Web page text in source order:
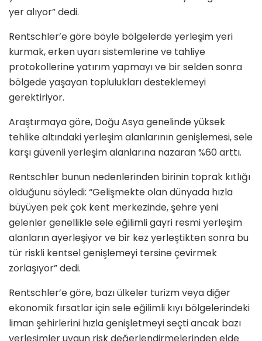
yer alıyor” dedi.
Rentschler’e göre böyle bölgelerde yerleşim yeri
kurmak, erken uyarı sistemlerine ve tahliye
protokollerine yatırım yapmayı ve bir selden sonra
bölgede yaşayan toplulukları desteklemeyi
gerektiriyor.
Araştırmaya göre, Doğu Asya genelinde yüksek
tehlike altındaki yerleşim alanlarının genişlemesi, sele
karşı güvenli yerleşim alanlarına nazaran %60 arttı.
Rentschler bunun nedenlerinden birinin toprak kıtlığı
olduğunu söyledi: “Gelişmekte olan dünyada hızla
büyüyen pek çok kent merkezinde, şehre yeni
gelenler genellikle sele eğilimli gayri resmi yerleşim
alanların ayerleşiyor ve bir kez yerleştikten sonra bu
tür riskli kentsel genişlemeyi tersine çevirmek
zorlaşıyor” dedi.
Rentschler’e göre, bazı ülkeler turizm veya diğer
ekonomik fırsatlar için sele eğilimli kıyı bölgelerindeki
liman şehirlerini hızla genişletmeyi seçti ancak bazı
yerleşimler uygun risk değerlendirmelerinden elde